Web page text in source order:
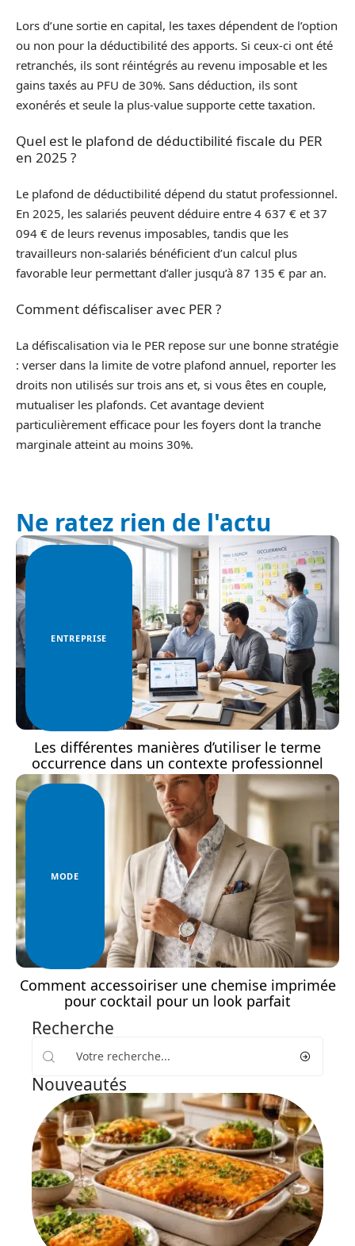
Lors d’une sortie en capital, les taxes dépendent de l’option
ou non pour la déductibilité des apports. Si ceux-ci ont été
retranchés, ils sont réintégrés au revenu imposable et les
gains taxés au PFU de 30%. Sans déduction, ils sont
exonérés et seule la plus-value supporte cette taxation.
Quel est le plafond de déductibilité fiscale du PER
en 2025 ?
Le plafond de déductibilité dépend du statut professionnel.
En 2025, les salariés peuvent déduire entre 4 637 € et 37
094 € de leurs revenus imposables, tandis que les
travailleurs non-salariés bénéficient d’un calcul plus
favorable leur permettant d’aller jusqu’à 87 135 € par an.
Comment défiscaliser avec PER ?
La défiscalisation via le PER repose sur une bonne stratégie
: verser dans la limite de votre plafond annuel, reporter les
droits non utilisés sur trois ans et, si vous êtes en couple,
mutualiser les plafonds. Cet avantage devient
particulièrement efficace pour les foyers dont la tranche
marginale atteint au moins 30%.
Ne ratez rien de l'actu
ENTREPRISE
Les différentes manières d’utiliser le terme
occurrence dans un contexte professionnel
MODE
Comment accessoiriser une chemise imprimée
pour cocktail pour un look parfait
Recherche
Nouveautés